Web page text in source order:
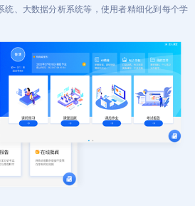
统、大数据分析系统等，使用者精细化到每个学